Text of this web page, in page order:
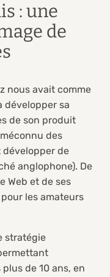
: une
de
nous avait comme
développer sa
de son produit
des
développer de
anglophone). De
Web et de ses
les amateurs
stratégie
de 10 ans, en